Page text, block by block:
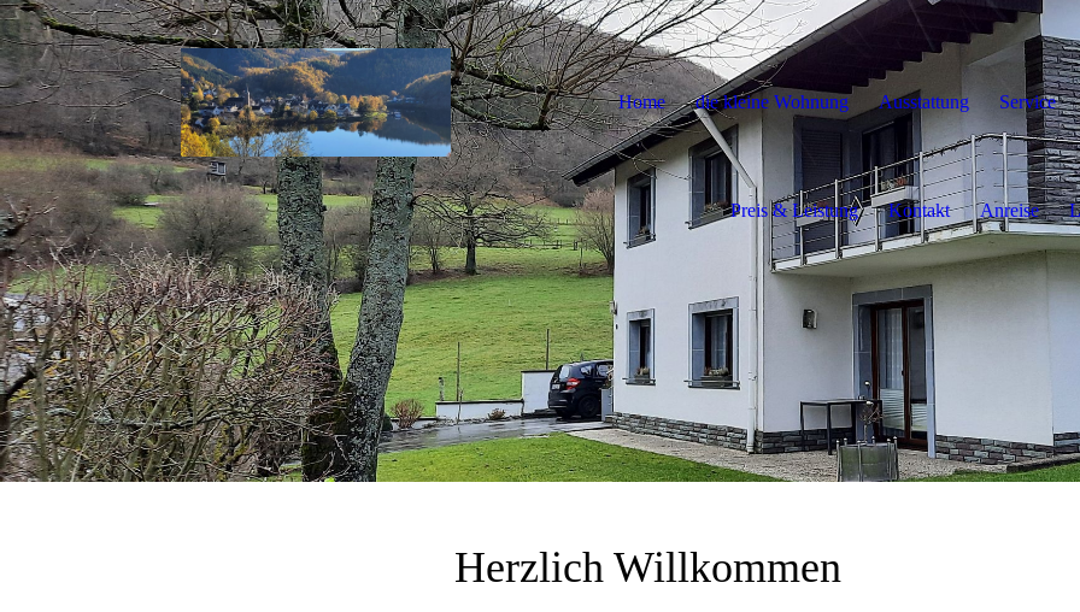
Herzlich Willkommen
Home die kleine Wohnung Ausstattung Service
Preis & Leistung Kontakt Anreise